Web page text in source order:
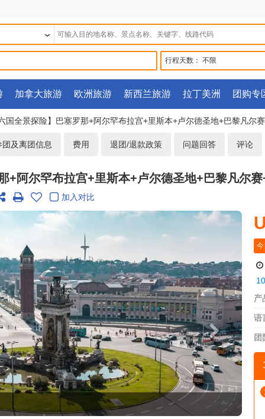
行程天数： 不限
加拿大旅游 欧洲旅游 新西兰旅游 拉丁美洲 团购专
全景探险】巴塞罗那+阿尔罕布拉宫+里斯本+卢尔德圣地+巴黎凡尔赛+卢
团及离团信息 费用 退团/退款政策 问题回答 评论
+阿尔罕布拉宫+里斯本+卢尔德圣地+巴黎凡尔
加入对比
产
语
团